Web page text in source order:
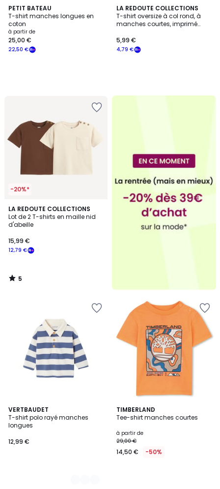
PETIT BATEAU
T-shirt manches longues en
coton
à partir de
22,50 €
25,00 €
LA REDOUTE COLLECTIONS
T-shirt oversize à col rond, à
manches courtes, imprimé
4,79 €
5,99 €
-20%*
LA REDOUTE COLLECTIONS
Lot de 2 T-shirts en maille nid
d'abeille
12,79 €
15,99 €
5
/
5
5
/
VERTBAUDET
T-shirt polo rayé manches
longues
12,99 €
2
Couleurs
TIMBERLAND
Tee-shirt manches courtes
à partir de
29,00 €
14,50 € -50%